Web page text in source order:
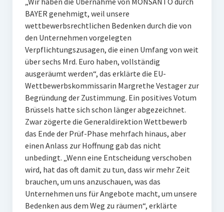
BAYER genehmigt, weil unsere
wettbewerbsrechtlichen Bedenken durch die von
den Unternehmen vorgelegten
Verpflichtungszusagen, die einen Umfang von weit
über sechs Mrd. Euro haben, vollständig
ausgeräumt werden“, das erklärte die EU-
Wettbewerbskommissarin Margrethe Vestager zur
Begründung der Zustimmung. Ein positives Votum
Brüssels hatte sich schon länger abgezeichnet.
Zwar zögerte die Generaldirektion Wettbewerb
das Ende der Prüf-Phase mehrfach hinaus, aber
einen Anlass zur Hoffnung gab das nicht
unbedingt. „Wenn eine Entscheidung verschoben
wird, hat das oft damit zu tun, dass wir mehr Zeit
brauchen, um uns anzuschauen, was das
Unternehmen uns für Angebote macht, um unsere
Bedenken aus dem Weg zu räumen“, erklärte